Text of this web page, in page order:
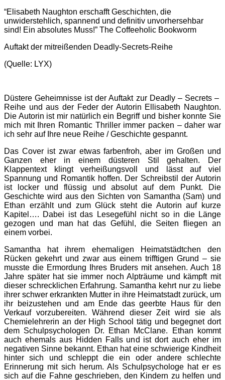
“Elisabeth Naughton erschafft Geschichten, die
unwiderstehlich, spannend und definitiv unvorhersehbar
sind! Ein absolutes Muss!” The Coffeeholic Bookworm
Auftakt der mitreißenden Deadly-Secrets-Reihe
(Quelle: LYX)
Düstere Geheimnisse ist der Auftakt zur Deadly – Secrets –
Reihe und aus der Feder der Autorin Ellisabeth Naughton.
Die Autorin ist mir natürlich ein Begriff und bisher konnte Sie
mich mit Ihren Romantic Thriller immer packen – daher war
ich sehr auf Ihre neue Reihe / Geschichte gespannt.
Das Cover ist zwar etwas farbenfroh, aber im Großen und
Ganzen eher in einem düsteren Stil gehalten. Der
Klappentext klingt verheißungsvoll und lässt auf viel
Spannung und Romantik hoffen. Der Schreibstil der Autorin
ist locker und flüssig und absolut auf dem Punkt. Die
Geschichte wird aus den Sichten von Samantha (Sam) und
Ethan erzählt und zum Glück steht die Autorin auf kurze
Kapitel…. Dabei ist das Lesegefühl nicht so in die Länge
gezogen und man hat das Gefühl, die Seiten fliegen an
einem vorbei.
Samantha hat ihrem ehemaligen Heimatstädtchen den
Rücken gekehrt und zwar aus einem trifftigen Grund – sie
musste die Ermordung Ihres Bruders mit ansehen. Auch 18
Jahre später hat sie immer noch Alpträume und kämpft mit
dieser schrecklichen Erfahrung. Samantha kehrt nur zu liebe
ihrer schwer erkrankten Mutter in ihre Heimatstadt zurück, um
ihr beizustehen und am Ende das geerbte Haus für den
Verkauf vorzubereiten. Während dieser Zeit wird sie als
Chemielehrerin an der High School tätig und begegnet dort
dem Schulpsychologen Dr. Ethan McClane. Ethan kommt
auch ehemals aus Hidden Falls und ist dort auch eher im
negativen Sinne bekannt. Ethan hat eine schwierige Kindheit
hinter sich und schleppt die ein oder andere schlechte
Erinnerung mit sich herum. Als Schulpsychologe hat er es
sich auf die Fahne geschrieben, den Kindern zu helfen und